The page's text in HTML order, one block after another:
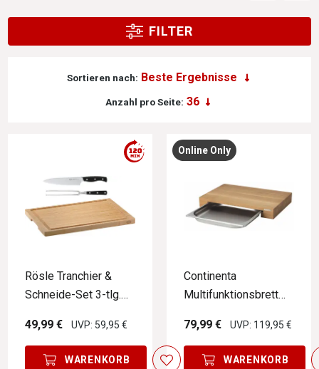
FILTER
Sortieren nach:
Anzahl pro Seite:
Rösle Tranchier &
Schneide-Set 3-tlg.
49,99 €
UVP: 59,95 €
WARENKORB
Online Only
Continenta
Multifunktionsbrett
79,99 €
UVP: 119,95 €
WARENKORB